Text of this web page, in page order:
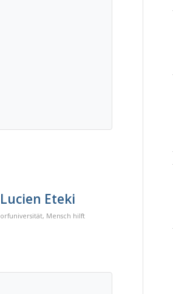
Eteki
, Mensch hilft